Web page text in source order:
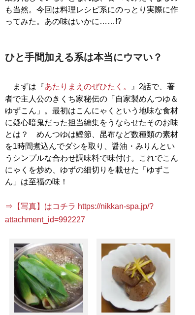
も当然。今回は料理レシピ系にのっとり実際に作
ってみた。あの味はいかに……!?
ひと手間加える系は本当にウマい？
まずは『あたりまえのぜひたく。
』2話で、著
者で主人公のきくち家秘伝の「自家製めんつゆ＆
ゆずこん」。最初はこんにゃくという地味な食材
に疑心暗鬼だった担当編集をうならせたそのお味
とは？ めんつゆは鰹節、昆布など数種類の素材
を1時間煮込んでダシを取り、醤油・みりんとい
うシンプルな合わせ調味料で味付け。これでこん
にゃくを炒め、ゆずの細切りを載せた「ゆずこ
ん」は至福の味！
⇒【写真】はコチラ https://nikkan-spa.jp/?
attachment_id=992227